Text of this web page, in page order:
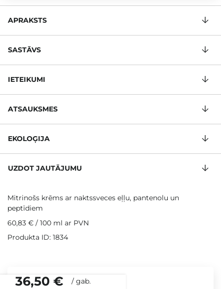
36,50 € / gab.
APRAKSTS
SASTĀVS
IETEIKUMI
ATSAUKSMES
EKOLOĢIJA
UZDOT JAUTĀJUMU
Mitrinošs krēms ar naktssveces eļļu, pantenolu un
peptīdiem
60,83 € / 100 ml ar PVN
Produkta ID: 1834